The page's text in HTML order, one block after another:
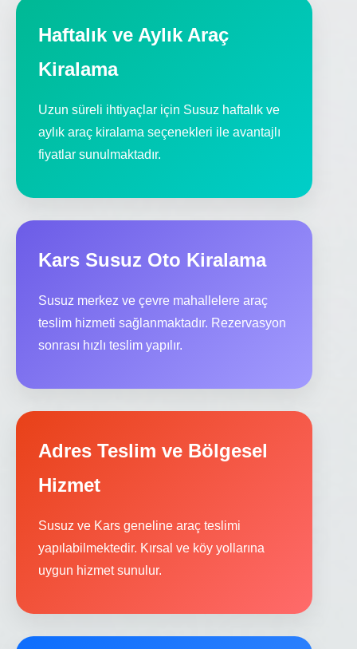
Haftalık ve Aylık Araç
Kiralama
Uzun süreli ihtiyaçlar için Susuz haftalık ve
aylık araç kiralama seçenekleri ile avantajlı
fiyatlar sunulmaktadır.
Kars Susuz Oto Kiralama
Susuz merkez ve çevre mahallelere araç
teslim hizmeti sağlanmaktadır. Rezervasyon
sonrası hızlı teslim yapılır.
Adres Teslim ve Bölgesel
Hizmet
Susuz ve Kars geneline araç teslimi
yapılabilmektedir. Kırsal ve köy yollarına
uygun hizmet sunulur.